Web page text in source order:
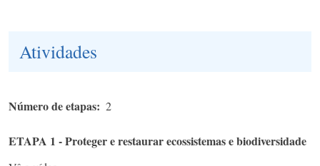
Atividades
Número de etapas 2
ETAPA 1 - Proteger e restaurar ecossistemas e biodiversidade